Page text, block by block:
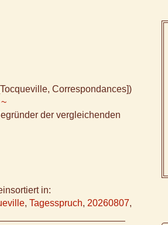
Correspondances])
der vergleichenden
in:
, Tagesspruch, 20260807,